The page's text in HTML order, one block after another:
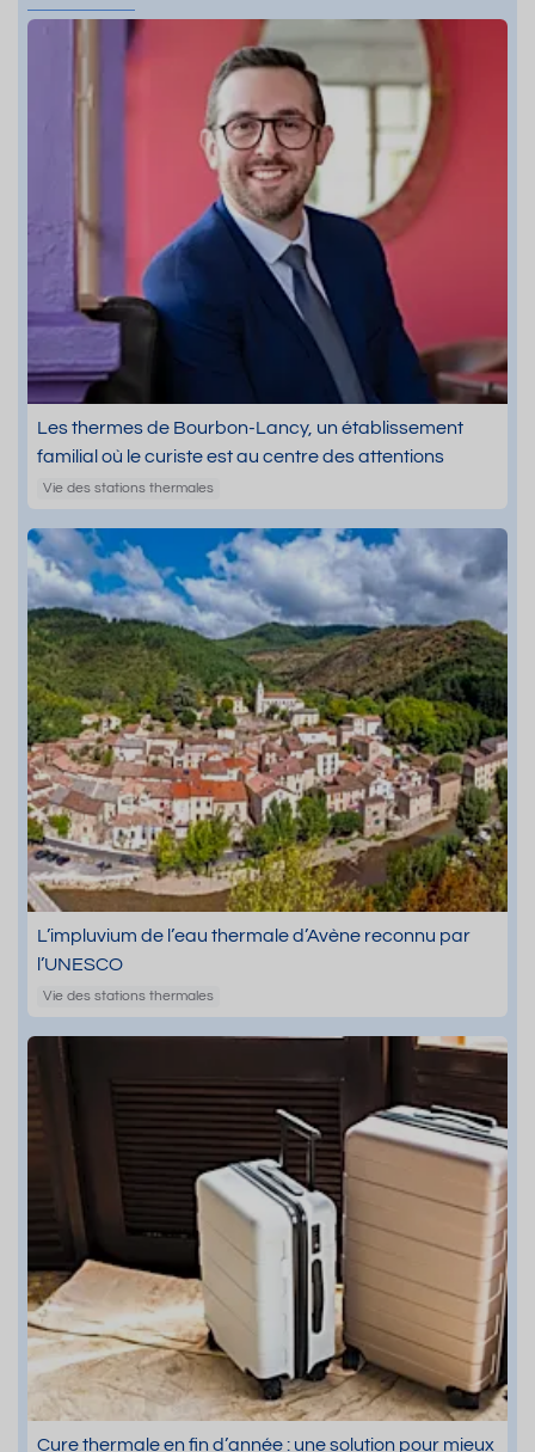
Les thermes de Bourbon-Lancy, un établissement
familial où le curiste est au centre des attentions
Vie des stations thermales
L’impluvium de l’eau thermale d’Avène reconnu par
l’UNESCO
Vie des stations thermales
Cure thermale en fin d’année : une solution pour mieux